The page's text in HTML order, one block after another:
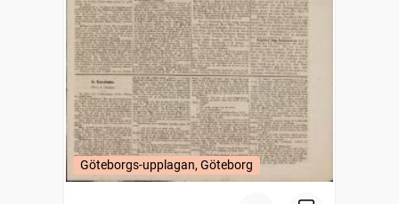
Göteborgs-upplagan, Göteborg